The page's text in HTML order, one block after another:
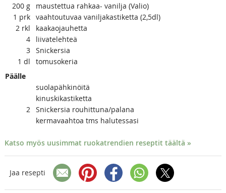
200 g
maustettua rahkaa- vanilja (Valio)
1 prk vaahtoutuvaa vaniljakastiketta (2,5dl)
2 rkl
kaakaojauhetta
4
liivatelehteä
3 Snickersia
1 dl
tomusokeria
Päälle
suolapähkinöitä
kinuskikastiketta
2 Snickersia rouhittuna/palana
kermavaahtoa tms halutessasi
Katso myös uusimmat ruokatrendien reseptit täältä »
Jaa resepti